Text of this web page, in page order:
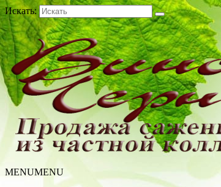
Искать:
MENUMENU